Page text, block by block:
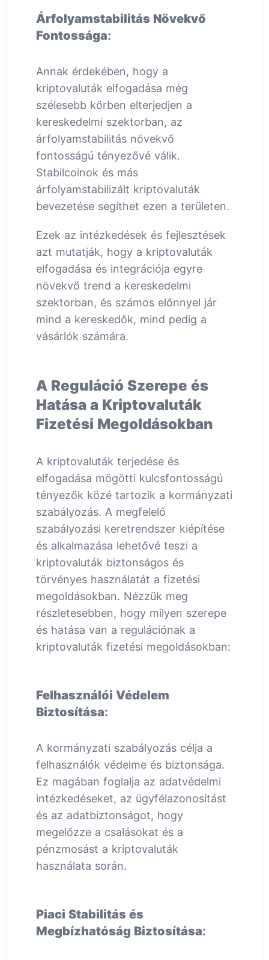
Árfolyamstabilitás Növekvő
Fontossága:
Annak érdekében, hogy a
kriptovaluták elfogadása még
szélesebb körben elterjedjen a
kereskedelmi szektorban, az
árfolyamstabilitás növekvő
fontosságú tényezővé válik.
Stabilcoinok és más
árfolyamstabilizált kriptovaluták
bevezetése segíthet ezen a területen.
Ezek az intézkedések és fejlesztések
azt mutatják, hogy a kriptovaluták
elfogadása és integrációja egyre
növekvő trend a kereskedelmi
szektorban, és számos előnnyel jár
mind a kereskedők, mind pedig a
vásárlók számára.
A Reguláció Szerepe és
Hatása a Kriptovaluták
Fizetési Megoldásokban
A kriptovaluták terjedése és
elfogadása mögötti kulcsfontosságú
tényezők közé tartozik a kormányzati
szabályozás. A megfelelő
szabályozási keretrendszer kiépítése
és alkalmazása lehetővé teszi a
kriptovaluták biztonságos és
törvényes használatát a fizetési
megoldásokban. Nézzük meg
részletesebben, hogy milyen szerepe
és hatása van a regulációnak a
kriptovaluták fizetési megoldásokban:
Felhasználói Védelem
Biztosítása:
A kormányzati szabályozás célja a
felhasználók védelme és biztonsága.
Ez magában foglalja az adatvédelmi
intézkedéseket, az ügyfélazonosítást
és az adatbiztonságot, hogy
megelőzze a csalásokat és a
pénzmosást a kriptovaluták
használata során.
Piaci Stabilitás és
Megbízhatóság Biztosítása: